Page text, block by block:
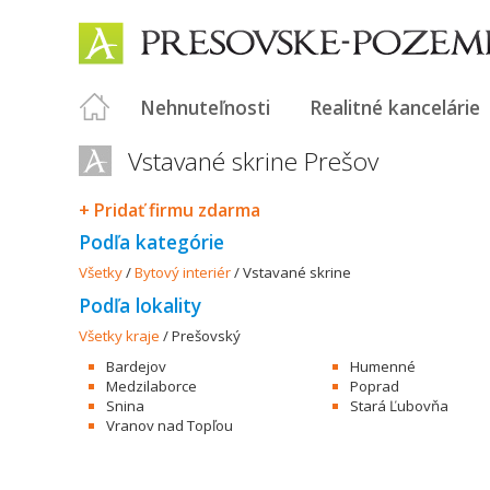
Nehnuteľnosti Realitné kancelárie
Vstavané skrine Prešov
+ Pridať firmu zdarma
Podľa kategórie
Všetky/Bytový interiér/Vstavané skrine
Podľa lokality
Všetky kraje /Prešovský
Bardejov
Humenné
Medzilaborce
Poprad
Snina
Stará Ľubovňa
Vranov nad Topľou